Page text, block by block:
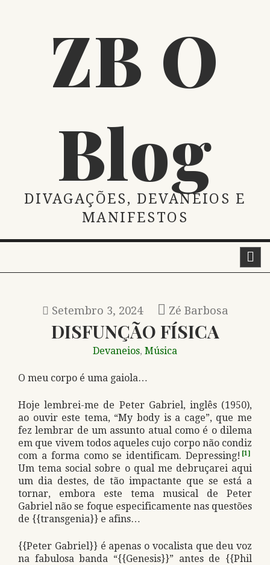
ZB O
Blog
DIVAGAÇÕES, DEVANEIOS E
MANIFESTOS
Setembro 3, 2024 Zé Barbosa
DISFUNÇÃO FÍSICA
Devaneios, Música
O meu corpo é uma gaiola…
Hoje lembrei-me de Peter Gabriel, inglês (1950),
ao ouvir este tema, “My body is a cage”, que me
fez lembrar de um assunto atual como é o dilema
em que vivem todos aqueles cujo corpo não condiz
com a forma como se identificam. Depressing! [1]
Um tema social sobre o qual me debruçarei aqui
um dia destes, de tão impactante que se está a
tornar, embora este tema musical de Peter
Gabriel não se foque especificamente nas questões
de {{transgenia}} e afins…
{{Peter Gabriel}} é apenas o vocalista que deu voz
na fabulosa banda “{{Genesis}}” antes de {{Phil